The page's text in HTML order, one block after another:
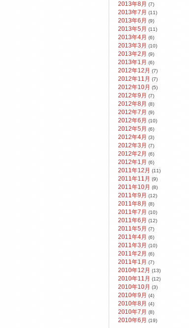
2013年8月 (7)
2013年7月 (11)
2013年6月 (9)
2013年5月 (11)
2013年4月 (6)
2013年3月 (10)
2013年2月 (9)
2013年1月 (6)
2012年12月 (7)
2012年11月 (7)
2012年10月 (5)
2012年9月 (7)
2012年8月 (8)
2012年7月 (9)
2012年6月 (10)
2012年5月 (6)
2012年4月 (3)
2012年3月 (7)
2012年2月 (6)
2012年1月 (6)
2011年12月 (11)
2011年11月 (9)
2011年10月 (8)
2011年9月 (12)
2011年8月 (8)
2011年7月 (10)
2011年6月 (12)
2011年5月 (7)
2011年4月 (6)
2011年3月 (10)
2011年2月 (6)
2011年1月 (7)
2010年12月 (13)
2010年11月 (12)
2010年10月 (3)
2010年9月 (4)
2010年8月 (4)
2010年7月 (8)
2010年6月 (19)